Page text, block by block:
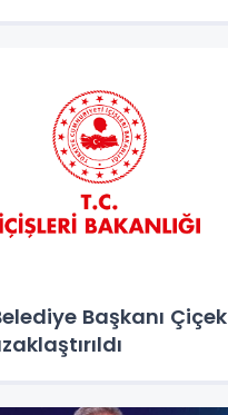
Başkanı Çiçek